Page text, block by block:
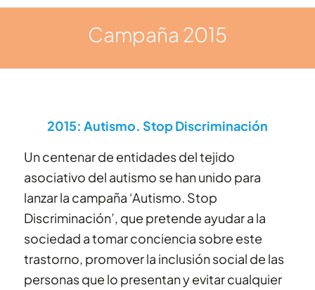
Campaña 2015
2015: Autismo. Stop Discriminación
Un centenar de entidades del tejido
asociativo del autismo se han unido para
lanzar la campaña ‘Autismo. Stop
Discriminación’, que pretende ayudar a la
sociedad a tomar conciencia sobre este
trastorno, promover la inclusión social de las
personas que lo presentan y evitar cualquier